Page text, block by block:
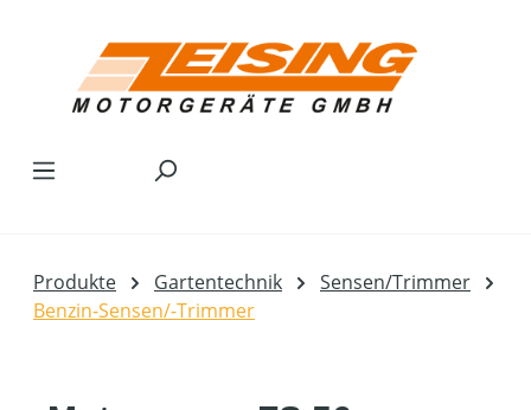
Produkte Gartentechnik
Sensen/Trimmer
Benzin-Sensen/-Trimmer